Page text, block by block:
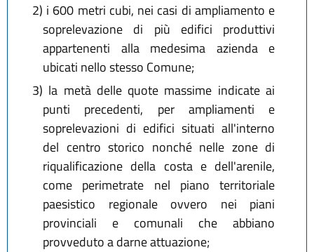
2) i 600 metri cubi, nei casi di ampliamento e
soprelevazione di più edifici produttivi
appartenenti alla medesima azienda e
ubicati nello stesso Comune;
3) la metà delle quote massime indicate ai
punti precedenti, per ampliamenti e
soprelevazioni di edifici situati all'interno
del centro storico nonché nelle zone di
riqualificazione della costa e dell'arenile,
come perimetrate nel piano territoriale
paesistico regionale ovvero nei piani
provinciali e comunali che abbiano
provveduto a darne attuazione;